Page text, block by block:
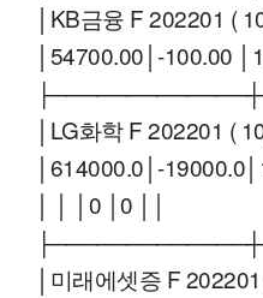
│KB금융 F 202201 (
│54700.00│-100.00
│LG화학 F 202201 (
│614000.0│-
│ │ │0 │0 ││
│미래에셋증 F